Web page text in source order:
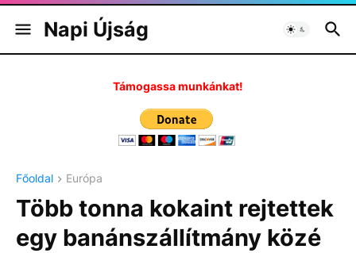
Napi Újság
Támogassa munkánkat!
Főoldal Európa
Több tonna kokaint rejtettek
egy banánszállítmány közé